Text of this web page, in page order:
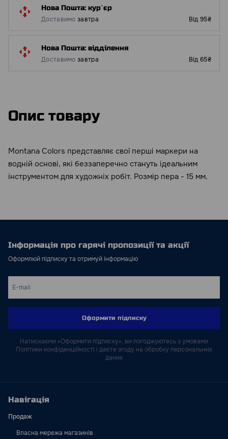
Нова Пошта: курʼєр
Доставимо завтра Від 95₴
Нова Пошта: відділення
Доставимо завтра Від 65₴
Опис товару
Montana Colors представляє свої перші маркери на
водній основі, які беззаперечно стануть ідеальним
інструментом для художніх робіт. Розмір пера - 15 мм.
Інформація про гарячі пропозиції та акції
Оформлюй підписку та отримуй інформацію
Оформити підписку
Натискаючи «Оформити підписку», ви погоджуютесь з умовами
Політики конфіденційності і даєте згоду на обробку персональних
даних
Навігація
Продаж
Власна мережа магазинів